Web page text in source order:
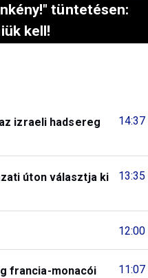
tüntetésen:
kell!
14:37
izraeli hadsereg
13:35
úton választja ki
12:00
11:07
francia-monacói